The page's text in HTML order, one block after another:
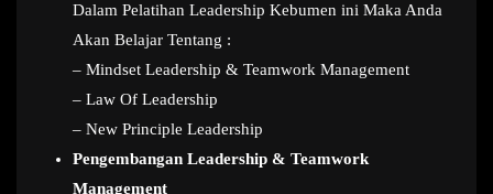
Dalam Pelatihan Leadership Kebumen ini Maka Anda
Akan Belajar Tentang :
– Mindset Leadership & Teamwork Management
– Law Of Leadership
– New Principle Leadership
Pengembangan Leadership & Teamwork
Management